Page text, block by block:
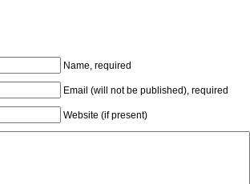
Name, required
Email (will not be published), required
Website (if present)